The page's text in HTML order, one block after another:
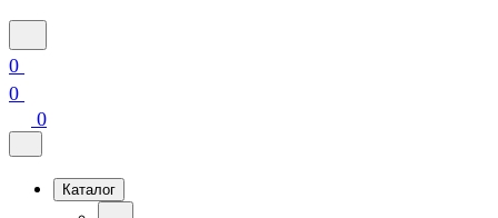
0
0
0
Каталог